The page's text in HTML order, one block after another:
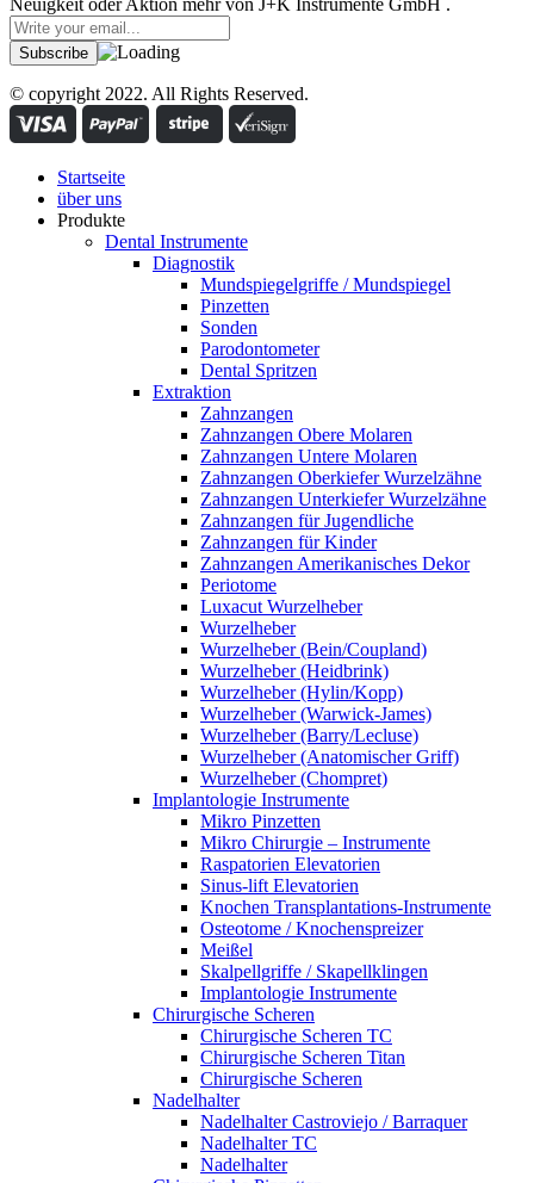
Neuigkeit oder Aktion mehr von J+K Instrumente GmbH .
© copyright 2022. All Rights Reserved.
Startseite
über uns
Produkte
Dental Instrumente
Diagnostik
Mundspiegelgriffe / Mundspiegel
Pinzetten
Sonden
Parodontometer
Dental Spritzen
Extraktion
Zahnzangen
Zahnzangen Obere Molaren
Zahnzangen Untere Molaren
Zahnzangen Oberkiefer Wurzelzähne
Zahnzangen Unterkiefer Wurzelzähne
Zahnzangen für Jugendliche
Zahnzangen für Kinder
Zahnzangen Amerikanisches Dekor
Periotome
Luxacut Wurzelheber
Wurzelheber
Wurzelheber (Bein/Coupland)
Wurzelheber (Heidbrink)
Wurzelheber (Hylin/Kopp)
Wurzelheber (Warwick-James)
Wurzelheber (Barry/Lecluse)
Wurzelheber (Anatomischer Griff)
Wurzelheber (Chompret)
Implantologie Instrumente
Mikro Pinzetten
Mikro Chirurgie – Instrumente
Raspatorien Elevatorien
Sinus-lift Elevatorien
Knochen Transplantations-Instrumente
Osteotome / Knochenspreizer
Meißel
Skalpellgriffe / Skapellklingen
Implantologie Instrumente
Chirurgische Scheren
Chirurgische Scheren TC
Chirurgische Scheren Titan
Chirurgische Scheren
Nadelhalter
Nadelhalter Castroviejo / Barraquer
Nadelhalter TC
Nadelhalter